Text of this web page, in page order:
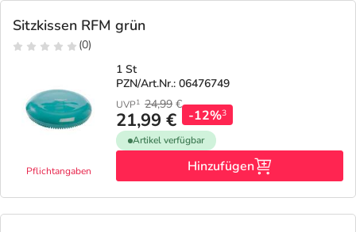
Sitzkissen RFM grün
(0)
Pflichtangaben
1 St
PZN/Art.Nr.: 06476749
UVP1 24,99 €
21,99 € -12%3
Artikel verfügbar
Hinzufügen